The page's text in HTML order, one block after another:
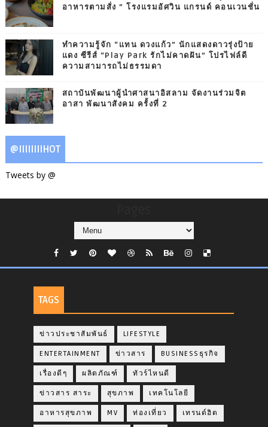
อาหารตามสั่ง ” โรงแรมอัศวิน แกรนด์ คอนเวนชั่น
ทำความรู้จัก “แทน ดวงแก้ว” นักแสดงดาวรุ่งป้าย
แดง ซีรีส์ “Play Park รักไม่คาดฝัน” โปรไฟล์ดี
ความสามารถไม่ธรรมดา
สถาบันพัฒนาผู้นำศาสนาอิสลาม จัดงานร่วมจิต
อาสา พัฒนาสังคม ครั้งที่ 2
@IIIIIIIIHOT
Tweets by @
TAGS
ข่าวประชาสัมพันธ์ LIFESTYLE
ENTERTAINMENT ข่าวสาร BUSINESSธุรกิจ
เรื่องดีๆ ผลิตภัณฑ์ ทัวร์ไหนดี
ข่าวสาร สาระ สุขภาพ เทคโนโลยี
อาหารสุขภาพ MV ท่องเที่ยว เทรนด์ฮิต